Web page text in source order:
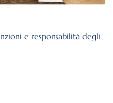
e responsabilità degli